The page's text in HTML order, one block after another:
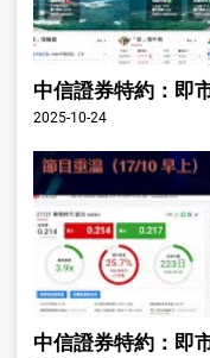
中信證券特約：即
2025-10-24
中信證券特約：即